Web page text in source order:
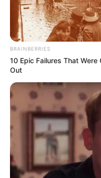
Agentes
VÍDEO: Quero meu
manifestação em defesa
PublicadonoJASB em 15
Grupos no WhatsApp
|
JASB, Agentes
Endemias realizaram m
Machado, em Botafogo (RJ).
BRAINBERRIES
10 Epic Failures That
Out